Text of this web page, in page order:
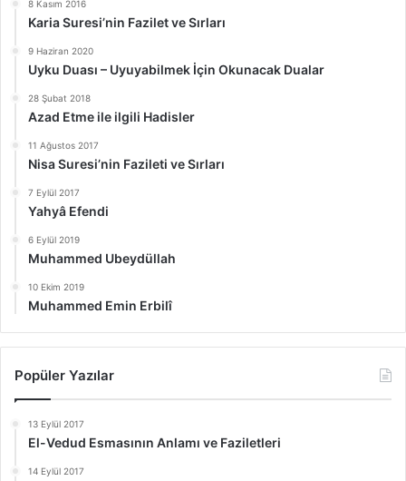
8 Kasım 2016
Karia Suresi’nin Fazilet ve Sırları
9 Haziran 2020
Uyku Duası – Uyuyabilmek İçin Okunacak Dualar
28 Şubat 2018
Azad Etme ile ilgili Hadisler
11 Ağustos 2017
Nisa Suresi’nin Fazileti ve Sırları
7 Eylül 2017
Yahyâ Efendi
6 Eylül 2019
Muhammed Ubeydüllah
10 Ekim 2019
Muhammed Emin Erbilî
Popüler Yazılar
13 Eylül 2017
El-Vedud Esmasının Anlamı ve Faziletleri
14 Eylül 2017